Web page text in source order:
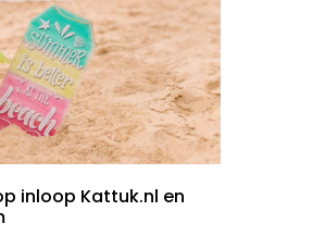
inloop Kattuk.nl en